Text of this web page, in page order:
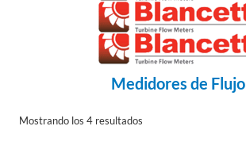
Medidores de Flujo
Mostrando los 4 resultados